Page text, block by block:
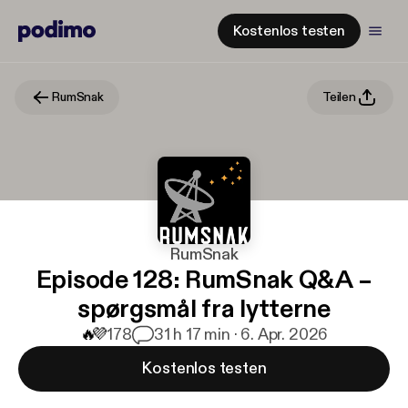
Kostenlos testen
RumSnak Teilen
RumSnak
Episode 128: RumSnak Q&A –
spørgsmål fra lytterne
🔥💜178 31 h 17 min · 6. Apr. 2026
Kostenlos testen